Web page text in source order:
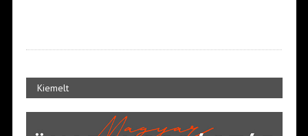
Kiemelt